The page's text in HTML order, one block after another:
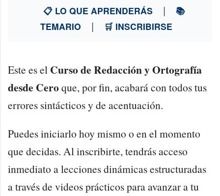
📋 LO QUE APRENDERÁS |
📚
TEMARIO
| 🛒 INSCRIBIRSE
Este es el Curso de Redacción y Ortografía
desde Ceroque, por fin, acabará con todos tus
errores sintácticos y de acentuación.
Puedes iniciarlo hoy mismo o en el momento
que decidas. Al inscribirte, tendrás acceso
inmediato a lecciones dinámicas estructuradas
a través de videos prácticos para avanzar a tu